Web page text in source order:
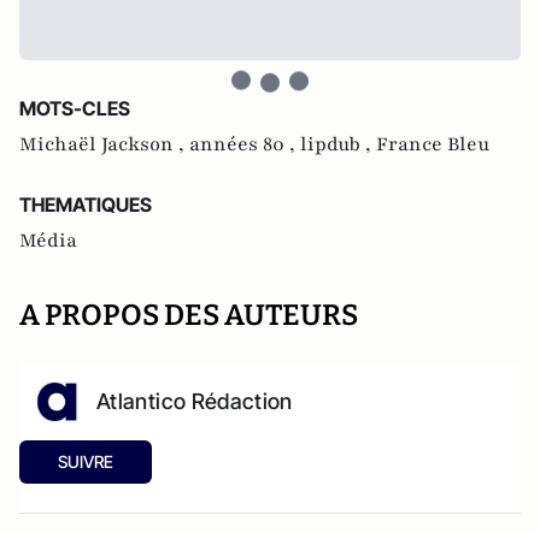
MOTS-CLES
Michaël Jackson , années 80 , lipdub , France Bleu
THEMATIQUES
Média
A PROPOS DES AUTEURS
Atlantico Rédaction
SUIVRE